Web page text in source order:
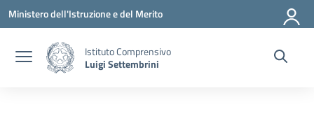
Vai ai contenuti
Vai al menu di navigazione
Vai al footer
Ministero dell'Istruzione e del Merito
Istituto Comprensivo
Luigi Settembrini